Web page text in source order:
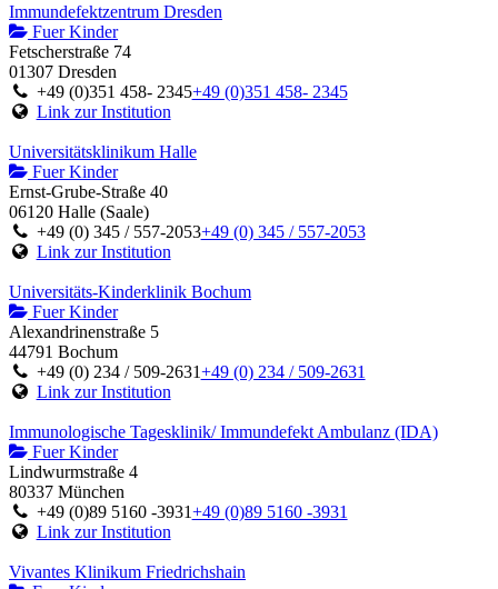
Immundefektzentrum Dresden
Fuer Kinder
Fetscherstraße 74
01307 Dresden
+49 (0)351 458- 2345+49 (0)351 458- 2345
Link zur Institution
Universitätsklinikum Halle
Fuer Kinder
Ernst-Grube-Straße 40
06120 Halle (Saale)
+49 (0) 345 / 557-2053+49 (0) 345 / 557-2053
Link zur Institution
Universitäts-Kinderklinik Bochum
Fuer Kinder
Alexandrinenstraße 5
44791 Bochum
+49 (0) 234 / 509-2631+49 (0) 234 / 509-2631
Link zur Institution
Immunologische Tagesklinik/ Immundefekt Ambulanz (IDA)
Fuer Kinder
Lindwurmstraße 4
80337 München
+49 (0)89 5160 -3931+49 (0)89 5160 -3931
Link zur Institution
Vivantes Klinikum Friedrichshain